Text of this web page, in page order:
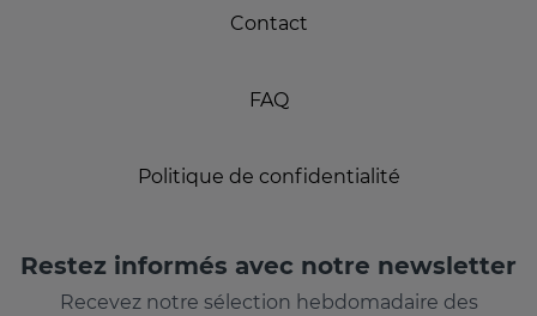
Contact
FAQ
Politique de confidentialité
Restez informés avec notre newsletter
Recevez notre sélection hebdomadaire des